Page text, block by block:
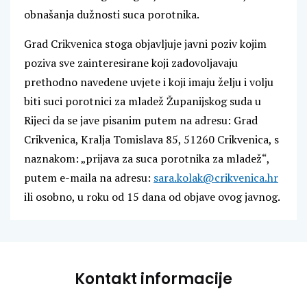
obnašanja dužnosti suca porotnika.
Grad Crikvenica stoga objavljuje javni poziv kojim
poziva sve zainteresirane koji zadovoljavaju
prethodno navedene uvjete i koji imaju želju i volju
biti suci porotnici za mladež Županijskog suda u
Rijeci da se jave pisanim putem na adresu: Grad
Crikvenica, Kralja Tomislava 85, 51260 Crikvenica, s
naznakom: „prijava za suca porotnika za mladež“,
putem e-maila na adresu: sara.kolak@crikvenica.hr
ili osobno, u roku od 15 dana od objave ovog javnog.
Kontakt informacije